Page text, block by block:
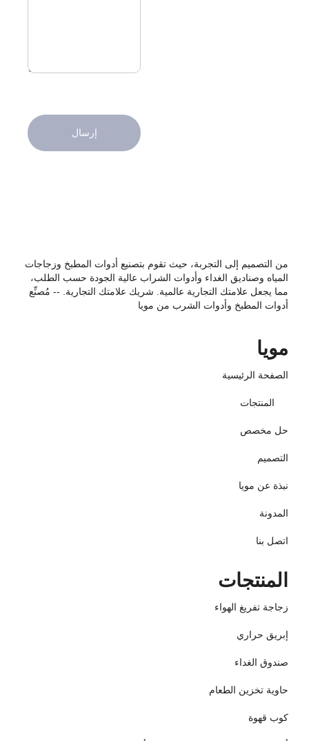
إرسال
من التصميم إلى التجربة، حيث تقوم بتصنيع أدوات المطبخ وزجاجات
المياه وصناديق الغداء وأدوات الشراب عالية الجودة حسب الطلب،
مما يجعل علامتك التجارية عالمية. شريك علامتك التجارية. -- مُصنِّع
أدوات المطبخ وأدوات الشرب من مويا
مويا
الصفحة الرئيسية
المنتجات
حل مخصص
التصميم
نبذة عن مويا
المدونة
اتصل بنا
المنتجات
زجاجة تفريغ الهواء
إبريق حراري
صندوق الغداء
حاوية تخزين الطعام
كوب قهوة